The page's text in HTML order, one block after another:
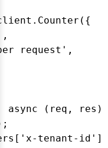
request',
(req, res)
tenant-id']